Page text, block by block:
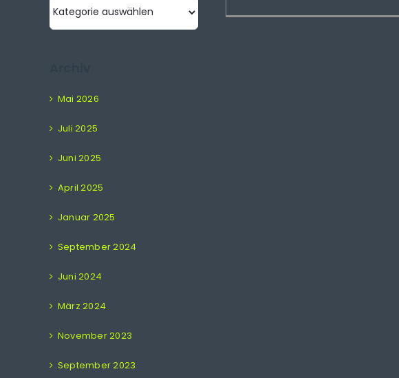
Mai 2026
Juli 2025
Juni 2025
April 2025
Januar 2025
September 2024
Juni 2024
März 2024
November 2023
September 2023